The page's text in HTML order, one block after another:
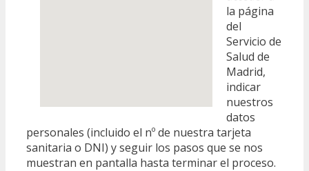
la página
del
Servicio de
Salud de
Madrid,
indicar
nuestros
datos
personales (incluido el nº de nuestra tarjeta
sanitaria o DNI) y seguir los pasos que se nos
muestran en pantalla hasta terminar el proceso.